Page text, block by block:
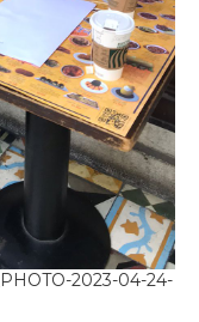
2023-04-24-